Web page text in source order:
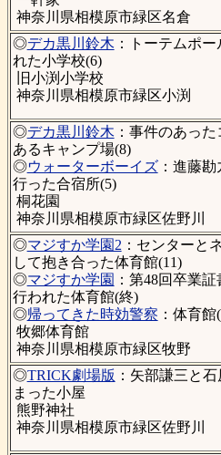
神奈川県相模原市緑区名倉
◎デカ黒川鈴木 ：トーテムポ
れた小学校(6)
旧小渕小学校
神奈川県相模原市緑区小渕
◎デカ黒川鈴木 ：事件のあっ
あるキャンプ場(8)
◎ウォーターボーイズ：進藤勘
行った合宿所(5)
桐花園
神奈川県相模原市緑区佐野川
◎マジすか学園2 ：センターと
して抱き合った体育館(11)
◎マジすか学園 ：第48回卒業
行われた体育館(終)
◎帰ってきた時効警察 ：体育館
牧郷体育館
神奈川県相模原市緑区牧野
◎TRICK劇場版 ：矢部謙三と
まった小屋
熊野神社
神奈川県相模原市緑区佐野川